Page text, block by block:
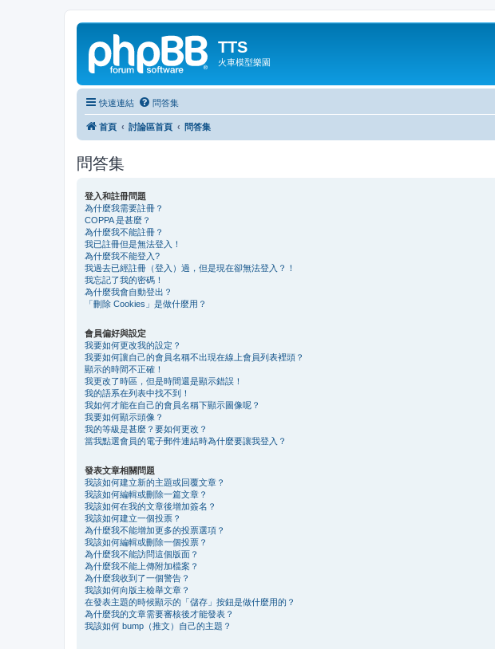
TTS
火車模型樂園
快速連結 問答集
首頁 討論區首頁 問答集
問答集
登入和註冊問題
為什麼我需要註冊？
COPPA 是甚麼？
為什麼我不能註冊？
我已註冊但是無法登入！
為什麼我不能登入?
我過去已經註冊（登入）過，但是現在卻無法登入？！
我忘記了我的密碼！
為什麼我會自動登出？
「刪除 Cookies」是做什麼用？
會員偏好與設定
我要如何更改我的設定？
我要如何讓自己的會員名稱不出現在線上會員列表裡頭？
顯示的時間不正確！
我更改了時區，但是時間還是顯示錯誤！
我的語系在列表中找不到！
我如何才能在自己的會員名稱下顯示圖像呢？
我要如何顯示頭像？
我的等級是甚麼？要如何更改？
當我點選會員的電子郵件連結時為什麼要讓我登入？
發表文章相關問題
我該如何建立新的主題或回覆文章？
我該如何編輯或刪除一篇文章？
我該如何在我的文章後增加簽名？
我該如何建立一個投票？
為什麼我不能增加更多的投票選項？
我該如何編輯或刪除一個投票？
為什麼我不能訪問這個版面？
為什麼我不能上傳附加檔案？
為什麼我收到了一個警告？
我該如何向版主檢舉文章？
在發表主題的時候顯示的「儲存」按鈕是做什麼用的？
為什麼我的文章需要審核後才能發表？
我該如何 bump（推文）自己的主題？